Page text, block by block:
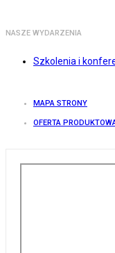
NASZE WYDARZENIA
Szkolenia i
MAPA STRONY
OFERTA